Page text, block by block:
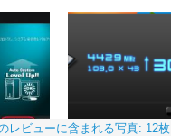
レビューに含まれる写真: 12枚